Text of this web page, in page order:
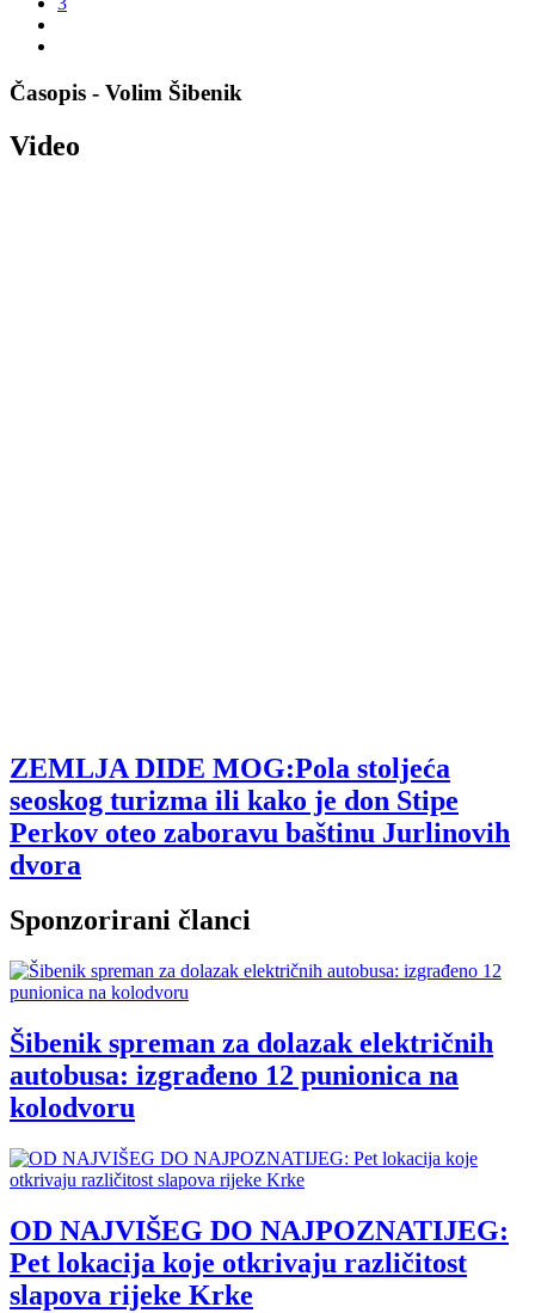
Časopis - Volim Šibenik
Video
ZEMLJA DIDE MOG:Pola stoljeća
seoskog turizma ili kako je don Stipe
Perkov oteo zaboravu baštinu Jurlinovih
dvora
Sponzorirani članci
Šibenik spreman za dolazak električnih
autobusa: izgrađeno 12 punionica na
kolodvoru
OD NAJVIŠEG DO NAJPOZNATIJEG:
Pet lokacija koje otkrivaju različitost
slapova rijeke Krke